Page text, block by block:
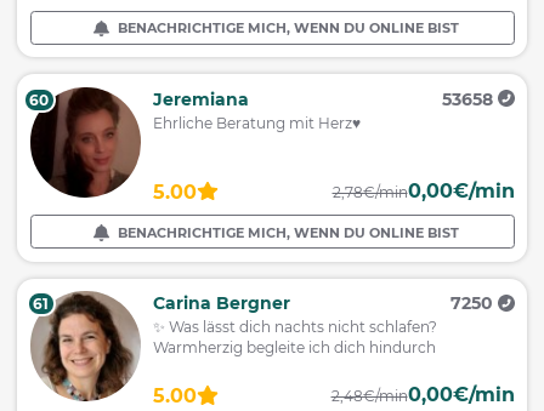
BENACHRICHTIGE MICH, WENN DU ONLINE BIST
60 Jeremiana 53658
Ehrliche Beratung mit Herz♥
5.00 2,78€/min0,00€/min
BENACHRICHTIGE MICH, WENN DU ONLINE BIST
61 Carina Bergner 7250
✨ Was lässt dich nachts nicht schlafen?
Warmherzig begleite ich dich hindurch
5.00 2,48€/min0,00€/min